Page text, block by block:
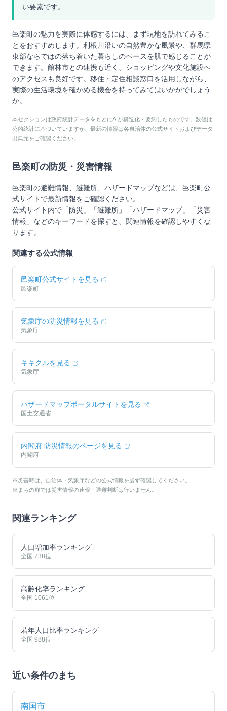
い要素です。
邑楽町の魅力を実際に体感するには、まず現地を訪れてみるこ
とをおすすめします。利根川沿いの自然豊かな風景や、群馬県
東部ならではの落ち着いた暮らしのペースを肌で感じることが
できます。館林市との連携も近く、ショッピングや文化施設へ
のアクセスも良好です。移住・定住相談窓口を活用しながら、
実際の生活環境を確かめる機会を持ってみてはいかがでしょう
か。
本セクションは政府統計データをもとにAIが構造化・要約したものです。数値は
公的統計に基づいていますが、最新の情報は各自治体の公式サイトおよびデータ
出典元をご確認ください。
邑楽町 の防災・災害情報
邑楽町の避難情報、避難所、ハザードマップなどは、 邑楽町公
式サイトで最新情報をご確認ください。
公式サイト内で「防災」「避難所」「ハザードマップ」「災害
情報」などのキーワードを探すと、関連情報を確認しやすくな
ります。
関連する公式情報
邑楽町公式サイトを見る
邑楽町
気象庁の防災情報を見る
気象庁
キキクルを見る
気象庁
ハザードマップポータルサイトを見る
国土交通省
内閣府 防災情報のページを見る
内閣府
※災害時は、自治体・気象庁などの公式情報を必ず確認してください。
※まちの扉では災害情報の速報・避難判断は行いません。
関連ランキング
人口増加率ランキング
全国 738位
高齢化率ランキング
全国 1061位
若年人口比率ランキング
全国 988位
近い条件のまち
南国市